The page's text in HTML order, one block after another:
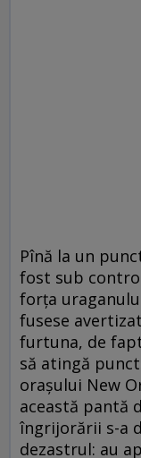
Pînă la un
fost sub
forţa
fusese
furtuna, de
să atingă
oraşului New
această pantă
îngrijorării s-a
dezastrul: au